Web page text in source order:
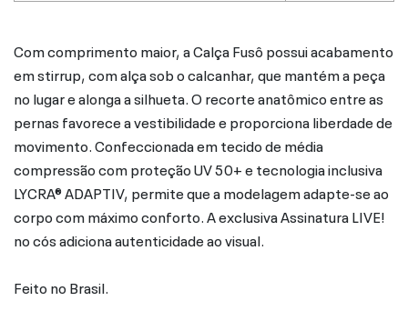
Com comprimento maior, a Calça Fusô possui acabamento
em stirrup, com alça sob o calcanhar, que mantém a peça
no lugar e alonga a silhueta. O recorte anatômico entre as
pernas favorece a vestibilidade e proporciona liberdade de
movimento. Confeccionada em tecido de média
compressão com proteção UV 50+ e tecnologia inclusiva
LYCRA® ADAPTIV, permite que a modelagem adapte-se ao
corpo com máximo conforto. A exclusiva Assinatura LIVE!
no cós adiciona autenticidade ao visual.
Feito no Brasil.